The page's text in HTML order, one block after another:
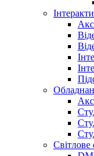
Світлове